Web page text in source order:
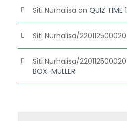
Siti Nurhalisa on QUIZ TIME 1
Siti Nurhalisa/220112500020
Siti Nurhalisa/220112500020
BOX-MULLER